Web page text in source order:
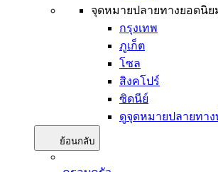
จุดหมายปลายทางยอดนิย
กรุงเทพ
ภูเก็ต
โซล
สิงคโปร์
ซิดนีย์
ดูจุดหมายปลายทา
ย้อนกลับ